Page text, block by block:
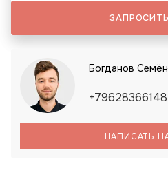
Богданов Семён
+79628366148
НАПИСАТЬ